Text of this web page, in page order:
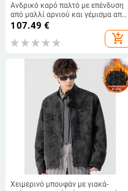
Ανδρικό καρό παλτό με επένδυση
από μαλλί αρνιού και γέμισμα από
πολυεστέρα, χαλαρή γραμμή,
μονόμπροδο με πέτο, χειμώνας
2025
107.49 €
add_shopping_cart
Χειμερινό μπουφάν με γιακά-